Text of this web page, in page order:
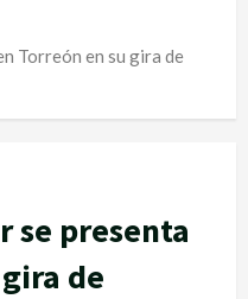
Torreón en su gira de
se presenta
de